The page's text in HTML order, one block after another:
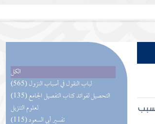
الكل
(565) لباب النقول في أسباب النزول
(135) التحصيل لفوائد كتاب التفصيل الجامع
لعلوم التنزيل
(115) تفسير أبي السعود